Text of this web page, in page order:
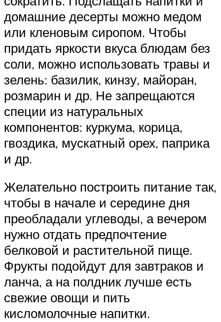
домашние десерты можно медом
или кленовым сиропом. Чтобы
придать яркости вкуса блюдам без
соли, можно использовать травы и
зелень: базилик, кинзу, майоран,
розмарин и др. Не запрещаются
специи из натуральных
компонентов: куркума, корица,
гвоздика, мускатный орех, паприка
и др.
Желательно построить питание так,
чтобы в начале и середине дня
преобладали углеводы, а вечером
нужно отдать предпочтение
белковой и растительной пище.
Фрукты подойдут для завтраков и
ланча, а на полдник лучше есть
свежие овощи и пить
кисломолочные напитки.